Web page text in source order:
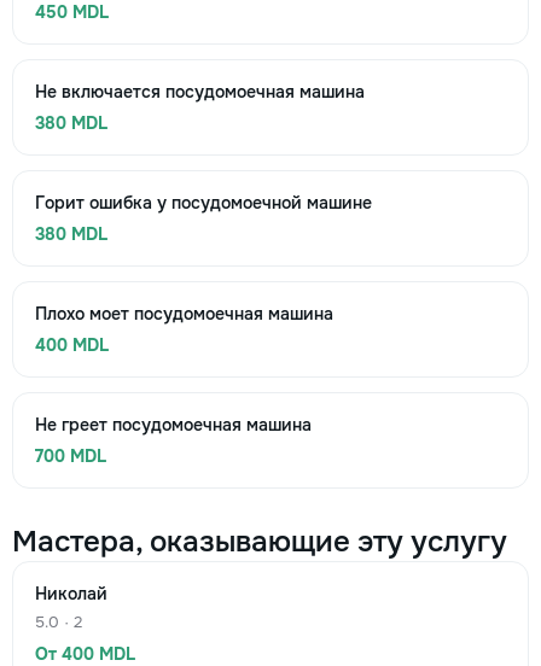
450 MDL
Не включается посудомоечная машина
380 MDL
Горит ошибка у посудомоечной машине
380 MDL
Плохо моет посудомоечная машина
400 MDL
Не греет посудомоечная машина
700 MDL
Мастера, оказывающие эту услугу
Николай
5.0 · 2
От 400 MDL